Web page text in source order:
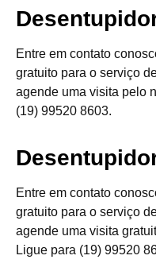
Entre em contato
gratuito para o serviço
agende uma visita pelo
(19) 99520 8603.
Entre em contato
gratuito para o serviço
agende uma visita
Ligue para (19) 99520